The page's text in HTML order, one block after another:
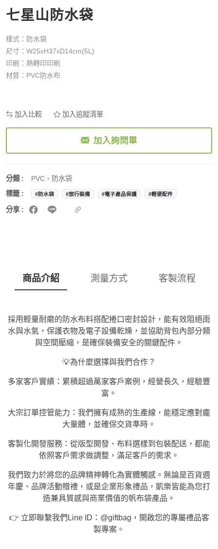
七星山防水袋
樣式：防水袋
尺寸：W25xH37xD14cm(5L)
印刷：熱轉印印刷
材質：PVC防水布
加入比較 加入追蹤清單
加入詢問單
分類 : PVC 、 防水袋
標籤 :
#防水袋 #旅行裝備 #電子產品保護 #輕便配件
分享 :
商品介紹 測量方式 客製流程
採用輕量耐磨的防水布料搭配捲口密封設計，能有效阻絕雨
水與水氣，保護衣物及電子設備乾燥，並協助背包內部分類
與空間壓縮，是確保裝備安全的關鍵配件。
💡為什麼選擇與我們合作？
多家客戶實績：累積超過萬家客戶案例，經營長久，經驗豐
富。
大宗訂單控管能力：我們擁有成熟的生產線，能穩定應對龐
大量體，並確保交貨準時。
客製化開發服務：從版型開發、布料選樣到包裝配送，都能
依照客戶需求做調整，滿足客戶的需求。
我們致力於將您的品牌精神轉化為實體觸感。無論是百貨週
年慶、品牌活動贈禮，或是企業形象禮品，凱樂皆能為您打
造兼具質感與商業價值的帆布袋產品。
👉 立即聯繫我們Line ID：@giftbag，開啟您的專屬禮品客
製專案。